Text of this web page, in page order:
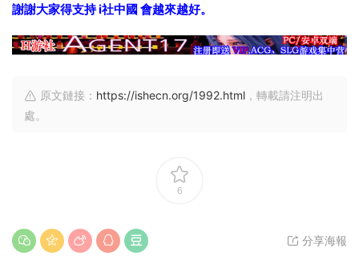
謝謝大家得支持 i社中國 會越來越好。
原文鏈接： https://ishecn.org/1992.html ，轉載請注明出
處。
6
分享海報